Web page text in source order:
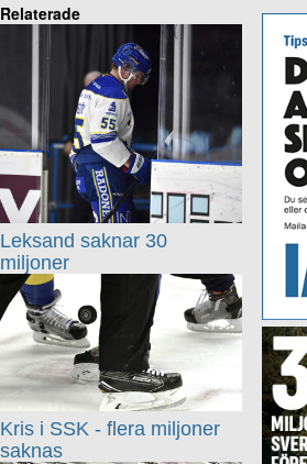
Relaterade
Leksand saknar 30
miljoner
Kris i SSK - flera miljoner
saknas